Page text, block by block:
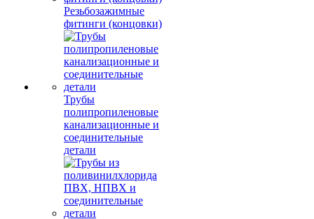
Резьбозажимные
фитинги (концовки)
Трубы
полипропиленовые
канализационные и
соединительные
детали